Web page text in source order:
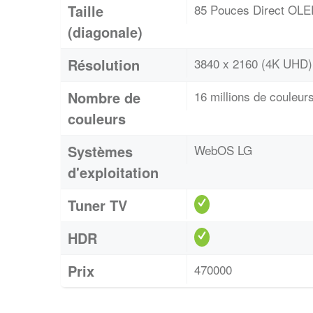
Taille
(diagonale)
85 Pouces Direct
Résolution 3840 x 2160 (4K UHD)
Nombre de
couleurs
16 millions de
Systèmes
d'exploitation
WebOS LG
Tuner TV
HDR
Prix
470000